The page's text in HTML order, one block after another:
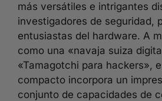
más versátiles e intrigantes
investigadores de seguridad,
entusiastas del hardware. A
como una «navaja suiza
«Tamagotchi para hackers»,
compacto incorpora un
conjunto de capacidades de